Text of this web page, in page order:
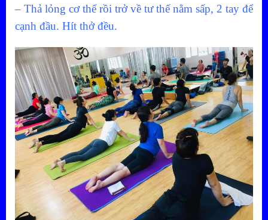
– Thả lỏng cơ thể rồi trở về tư thế nằm sấp, 2 tay để
cạnh đầu. Hít thở đều.